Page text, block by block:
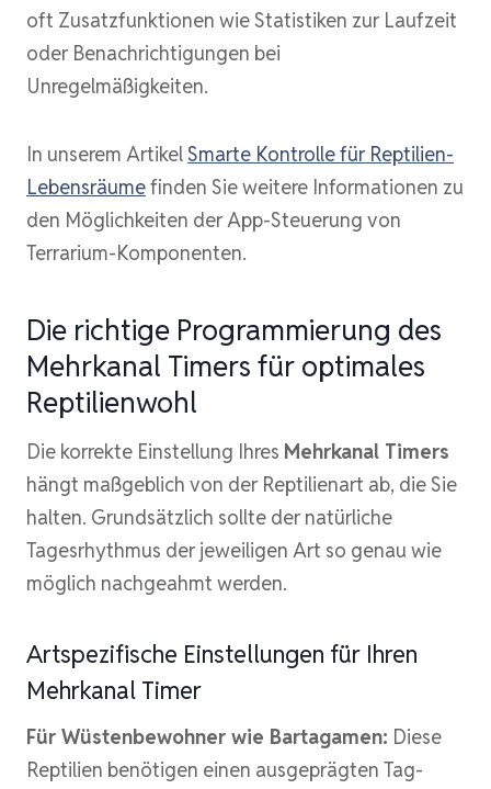
oft Zusatzfunktionen wie Statistiken zur Laufzeit
oder Benachrichtigungen bei
Unregelmäßigkeiten.
In unserem ArtikelSmarte Kontrolle für Reptilien-
Lebensräumefinden Sie weitere Informationen zu
den Möglichkeiten der App-Steuerung von
Terrarium-Komponenten.
Die richtige Programmierung des
Mehrkanal Timers für optimales
Reptilienwohl
Die korrekte Einstellung Ihres Mehrkanal Timers
hängt maßgeblich von der Reptilienart ab, die Sie
halten. Grundsätzlich sollte der natürliche
Tagesrhythmus der jeweiligen Art so genau wie
möglich nachgeahmt werden.
Artspezifische Einstellungen für Ihren
Mehrkanal Timer
Für Wüstenbewohner wie Bartagamen: Diese
Reptilien benötigen einen ausgeprägten Tag-